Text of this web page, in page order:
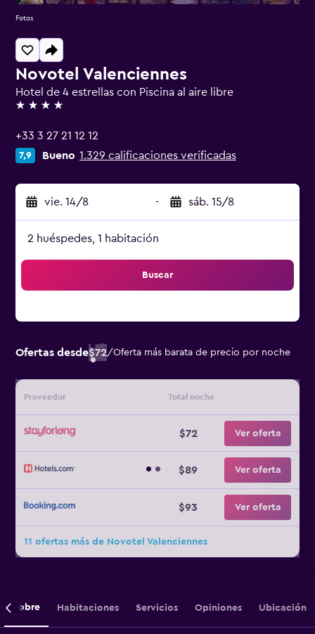
Novotel Valenciennes
Hotel de 4 estrellas con Piscina al aire libre
4 estrellas
+33 3 27 21 12 12
7,9 Bueno 1.329 calificaciones verificadas
vie. 14/8 - sáb. 15/8
2 huéspedes, 1 habitación
Buscar
Ofertas desde$72/Oferta más barata de precio por noche
Proveedor Total noche
$72 Ver oferta
$89 Ver oferta
$93 Ver oferta
11 ofertas más de Novotel Valenciennes
Fotos
Sobre Habitaciones Servicios Opiniones Ubicación